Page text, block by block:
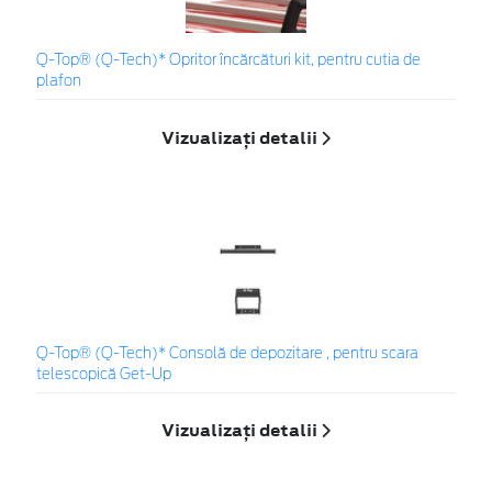
Q-Top® (Q-Tech)* Opritor încărcături kit, pentru cutia de
plafon
Vizualizați detalii
Q-Top® (Q-Tech)* Consolă de depozitare , pentru scara
telescopică Get-Up
Vizualizați detalii